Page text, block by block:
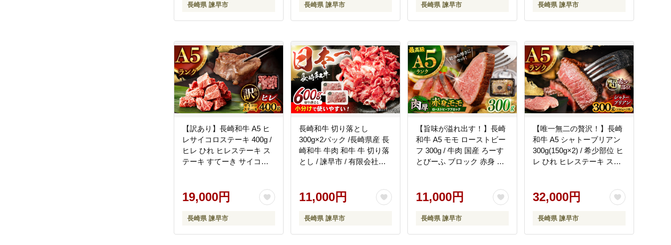
長崎県 諫早市 長崎県 諫早市 長崎県 諫早市 長崎県 諫早市
【訳あり】長崎和牛 A5 ヒ
レサイコロステーキ 400g /
ヒレ ひれ ヒレステーキ ス
テーキ すてーき サイコロ
19,000円
長崎県 諫早市
長崎和牛 切り落とし
300g×2パック /長崎県産 長
崎和牛 牛肉 和牛 牛 切り落
とし / 諫早市 / 有限会社長
11,000円
長崎県 諫早市
【旨味が溢れ出す！】長崎
和牛 A5 モモ ローストビー
フ 300g / 牛肉 国産 ろーす
とびーふ ブロック 赤身 も
11,000円
長崎県 諫早市
【唯一無二の贅沢！】長崎
和牛 A5 シャトーブリアン
300g(150g×2) / 希少部位 ヒ
レ ひれ ヒレステーキ ステ
店 [AHCW110]
32,000円
長崎県 諫早市